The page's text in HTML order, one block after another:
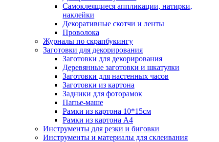
Самоклеящиеся аппликации, натирки,
наклейки
Декоративные скотчи и ленты
Проволока
Журналы по скрапбукингу
Заготовки для декорирования
Заготовки для декорирования
Деревянные заготовки и шкатулки
Заготовки для настенных часов
Заготовки из картона
Задники для фоторамок
Папье-маше
Рамки из картона 10*15см
Рамки из картона А4
Инструменты для резки и биговки
Инструменты и материалы для склеивания